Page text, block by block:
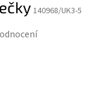
140968/UK3-5